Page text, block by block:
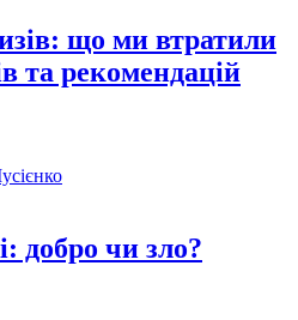
що ми втратили
та рекомендацій
добро чи зло?